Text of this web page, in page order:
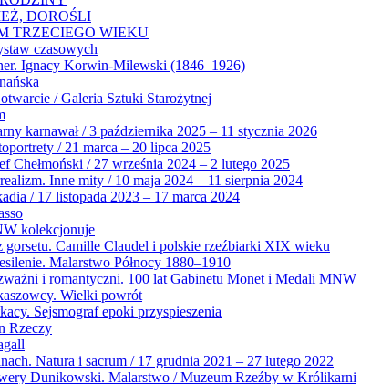
DOROŚLI
TRZECIEGO WIEKU
czasowych
Ignacy Korwin-Milewski (1846–1926)
/ Galeria Sztuki Starożytnej
karnawał / 3 października 2025 – 11 stycznia 2026
/ 21 marca – 20 lipca 2025
Chełmoński / 27 września 2024 – 2 lutego 2025
Inne mity / 10 maja 2024 – 11 sierpnia 2024
/ 17 listopada 2023 – 17 marca 2024
kolekcjonuje
gorsetu. Camille Claudel i polskie rzeźbiarki XIX wieku
Malarstwo Północy 1880–1910
i romantyczni. 100 lat Gabinetu Monet i Medali MNW
Wielki powrót
Sejsmograf epoki przyspieszenia
Rzeczy
Natura i sacrum / 17 grudnia 2021 – 27 lutego 2022
Dunikowski. Malarstwo / Muzeum Rzeźby w Królikarni